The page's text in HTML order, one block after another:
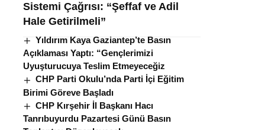
Sistemi Çağrısı: “Şeffaf ve Adil
Hale Getirilmeli”
Yıldırım Kaya Gaziantep’te Basın
Açıklaması Yaptı: “Gençlerimizi
Uyuşturucuya Teslim Etmeyeceğiz
CHP Parti Okulu’nda Parti İçi Eğitim
Birimi Göreve Başladı
CHP Kırşehir İl Başkanı Hacı
Tanrıbuyurdu Pazartesi Günü Basın